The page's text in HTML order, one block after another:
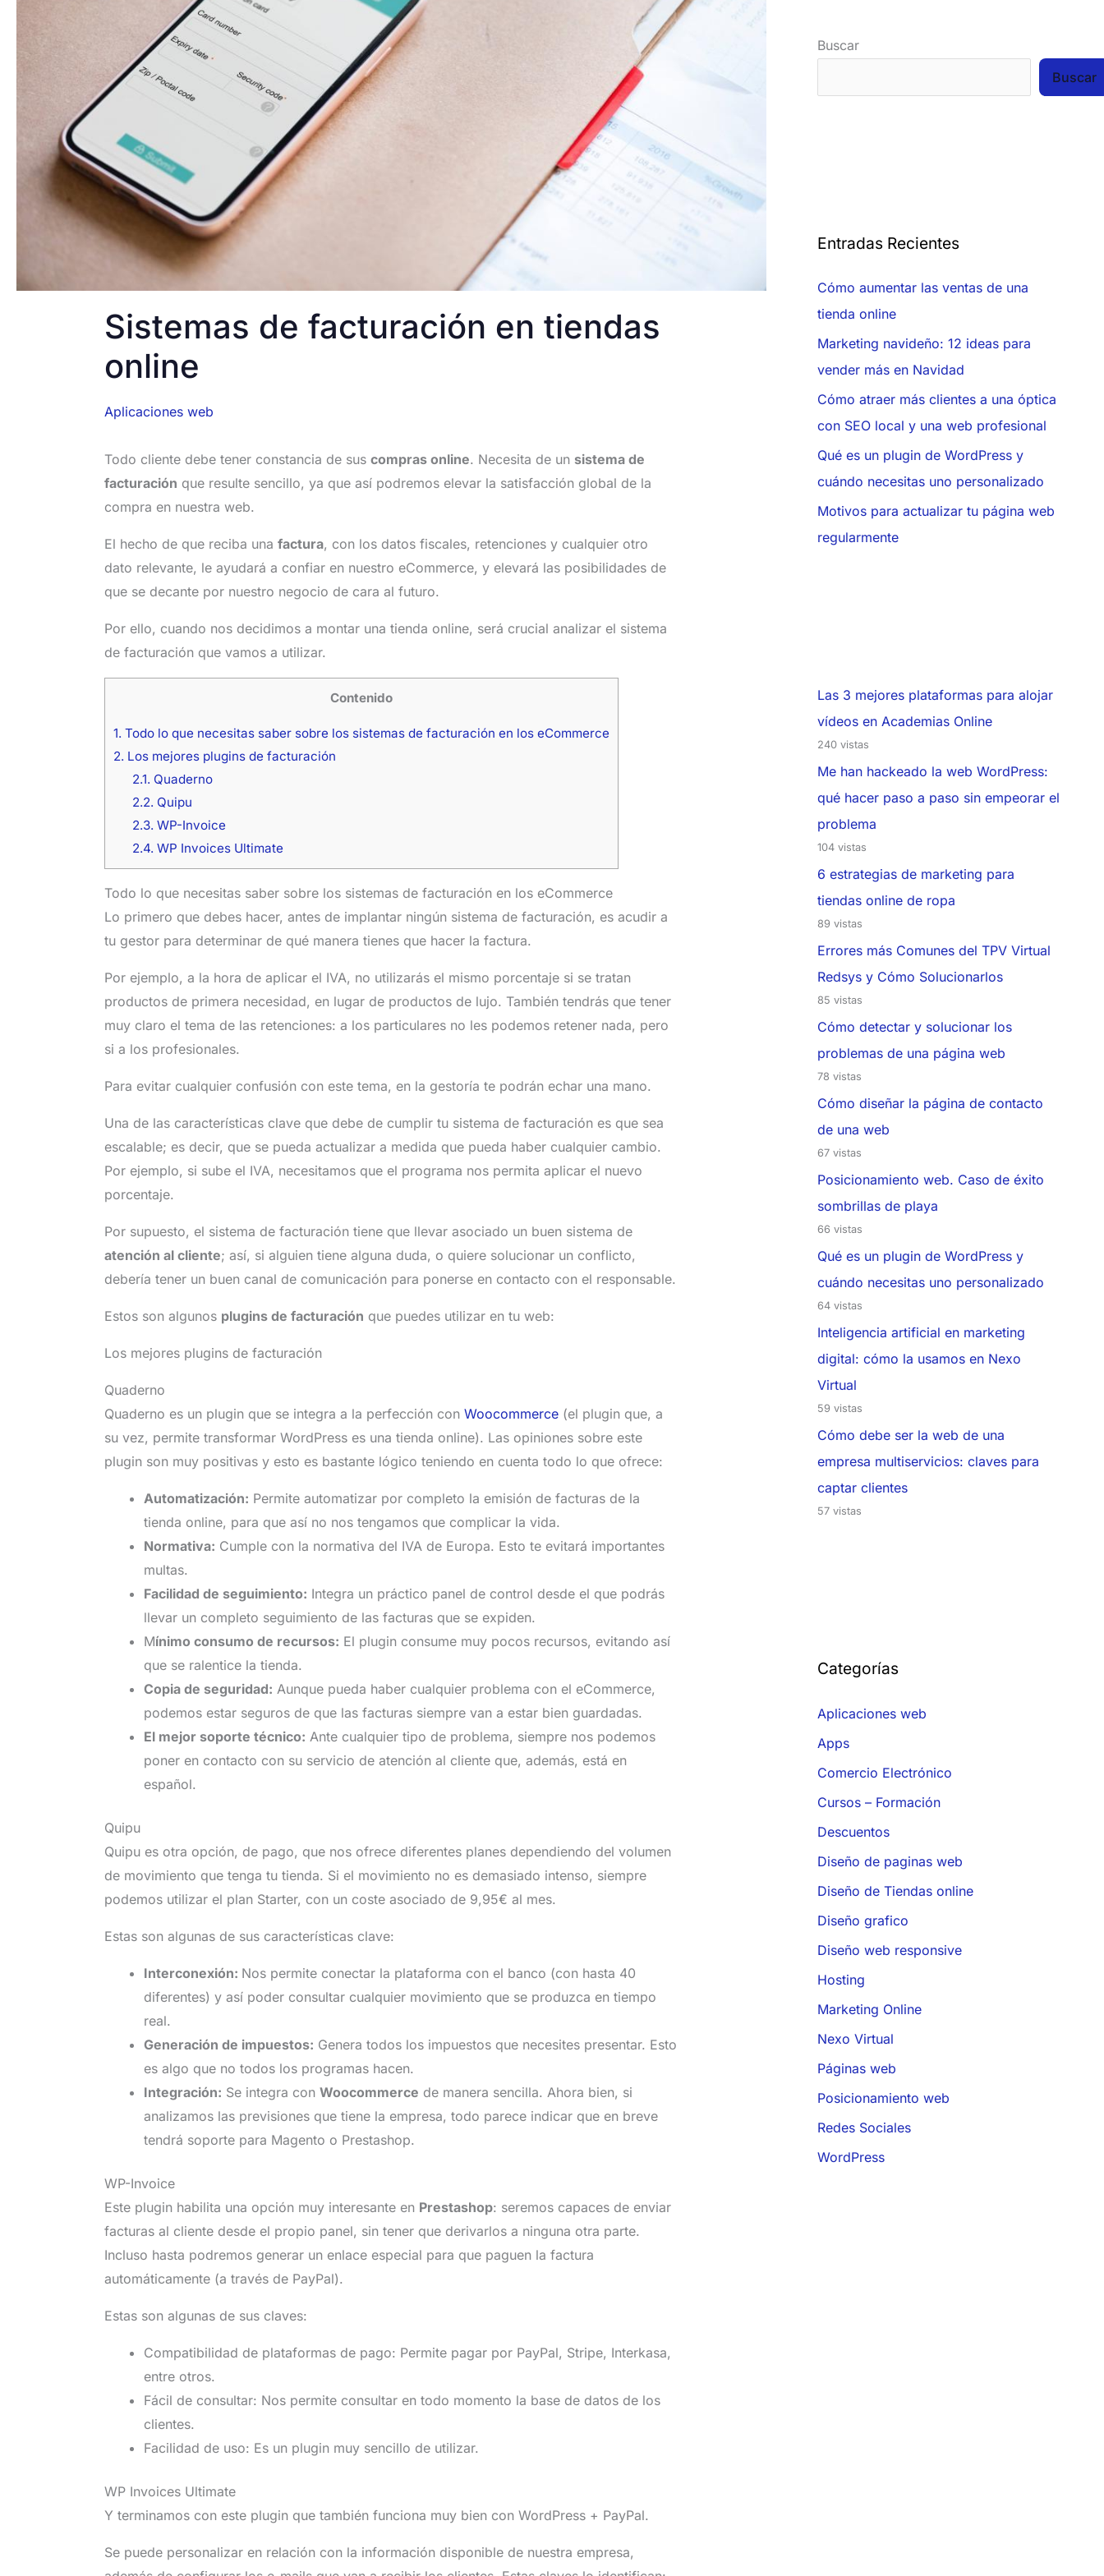
Sistemas de facturación en tiendas
online
Aplicaciones web
Todo cliente debe tener constancia de sus compras online. Necesita de un sistema de
facturación que resulte sencillo, ya que así podremos elevar la satisfacción global de la
compra en nuestra web.
El hecho de que reciba una factura, con los datos fiscales, retenciones y cualquier otro
dato relevante, le ayudará a confiar en nuestro eCommerce, y elevará las posibilidades de
que se decante por nuestro negocio de cara al futuro.
Por ello, cuando nos decidimos a montar una tienda online, será crucial analizar el sistema
de facturación que vamos a utilizar.
Contenido
1. Todo lo que necesitas saber sobre los sistemas de facturación en los eCommerce
2. Los mejores plugins de facturación
2.1. Quaderno
2.2. Quipu
2.3. WP-Invoice
2.4. WP Invoices Ultimate
Todo lo que necesitas saber sobre los sistemas de facturación en los eCommerce
Lo primero que debes hacer, antes de implantar ningún sistema de facturación, es acudir a
tu gestor para determinar de qué manera tienes que hacer la factura.
Por ejemplo, a la hora de aplicar el IVA, no utilizarás el mismo porcentaje si se tratan
productos de primera necesidad, en lugar de productos de lujo. También tendrás que tener
muy claro el tema de las retenciones: a los particulares no les podemos retener nada, pero
si a los profesionales.
Para evitar cualquier confusión con este tema, en la gestoría te podrán echar una mano.
Una de las características clave que debe de cumplir tu sistema de facturación es que sea
escalable; es decir, que se pueda actualizar a medida que pueda haber cualquier cambio.
Por ejemplo, si sube el IVA, necesitamos que el programa nos permita aplicar el nuevo
porcentaje.
Por supuesto, el sistema de facturación tiene que llevar asociado un buen sistema de
atención al cliente; así, si alguien tiene alguna duda, o quiere solucionar un conflicto,
debería tener un buen canal de comunicación para ponerse en contacto con el responsable.
Estos son algunos plugins de facturación que puedes utilizar en tu web:
Los mejores plugins de facturación
Quaderno
Quaderno es un plugin que se integra a la perfección con Woocommerce(el plugin que, a
su vez, permite transformar WordPress es una tienda online). Las opiniones sobre este
plugin son muy positivas y esto es bastante lógico teniendo en cuenta todo lo que ofrece:
Automatización: Permite automatizar por completo la emisión de facturas de la
tienda online, para que así no nos tengamos que complicar la vida.
Normativa: Cumple con la normativa del IVA de Europa. Esto te evitará importantes
multas.
Facilidad de seguimiento: Integra un práctico panel de control desde el que podrás
llevar un completo seguimiento de las facturas que se expiden.
Mínimo consumo de recursos: El plugin consume muy pocos recursos, evitando así
que se ralentice la tienda.
Copia de seguridad: Aunque pueda haber cualquier problema con el eCommerce,
podemos estar seguros de que las facturas siempre van a estar bien guardadas.
El mejor soporte técnico: Ante cualquier tipo de problema, siempre nos podemos
poner en contacto con su servicio de atención al cliente que, además, está en
español.
Quipu
Quipu es otra opción, de pago, que nos ofrece diferentes planes dependiendo del volumen
de movimiento que tenga tu tienda. Si el movimiento no es demasiado intenso, siempre
podemos utilizar el plan Starter, con un coste asociado de 9,95€ al mes.
Estas son algunas de sus características clave:
Interconexión: Nos permite conectar la plataforma con el banco (con hasta 40
diferentes) y así poder consultar cualquier movimiento que se produzca en tiempo
real.
Generación de impuestos: Genera todos los impuestos que necesites presentar. Esto
es algo que no todos los programas hacen.
Integración: Se integra con Woocommerce de manera sencilla. Ahora bien, si
analizamos las previsiones que tiene la empresa, todo parece indicar que en breve
tendrá soporte para Magento o Prestashop.
WP-Invoice
Este plugin habilita una opción muy interesante en Prestashop: seremos capaces de enviar
facturas al cliente desde el propio panel, sin tener que derivarlos a ninguna otra parte.
Incluso hasta podremos generar un enlace especial para que paguen la factura
automáticamente (a través de PayPal).
Estas son algunas de sus claves:
Compatibilidad de plataformas de pago: Permite pagar por PayPal, Stripe, Interkasa,
entre otros.
Fácil de consultar: Nos permite consultar en todo momento la base de datos de los
clientes.
Facilidad de uso: Es un plugin muy sencillo de utilizar.
WP Invoices Ultimate
Y terminamos con este plugin que también funciona muy bien con WordPress + PayPal.
Se puede personalizar en relación con la información disponible de nuestra empresa,
Buscar
Buscar
Entradas Recientes
Cómo aumentar las ventas de una
tienda online
Marketing navideño: 12 ideas para
vender más en Navidad
Cómo atraer más clientes a una óptica
con SEO local y una web profesional
Qué es un plugin de WordPress y
cuándo necesitas uno personalizado
Motivos para actualizar tu página web
regularmente
Las 3 mejores plataformas para alojar
vídeos en Academias Online
240 vistas
Me han hackeado la web WordPress:
qué hacer paso a paso sin empeorar el
problema
104 vistas
6 estrategias de marketing para
tiendas online de ropa
89 vistas
Errores más Comunes del TPV Virtual
Redsys y Cómo Solucionarlos
85 vistas
Cómo detectar y solucionar los
problemas de una página web
78 vistas
Cómo diseñar la página de contacto
de una web
67 vistas
Posicionamiento web. Caso de éxito
sombrillas de playa
66 vistas
Qué es un plugin de WordPress y
cuándo necesitas uno personalizado
64 vistas
Inteligencia artificial en marketing
digital: cómo la usamos en Nexo
Virtual
59 vistas
Cómo debe ser la web de una
empresa multiservicios: claves para
captar clientes
57 vistas
Categorías
Aplicaciones web
Apps
Comercio Electrónico
Cursos – Formación
Descuentos
Diseño de paginas web
Diseño de Tiendas online
Diseño grafico
Diseño web responsive
Hosting
Marketing Online
Nexo Virtual
Páginas web
Posicionamiento web
Redes Sociales
WordPress